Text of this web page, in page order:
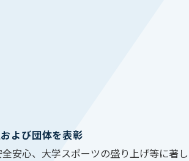
よび団体を表彰
安心、大学スポーツの盛り上げ等に著